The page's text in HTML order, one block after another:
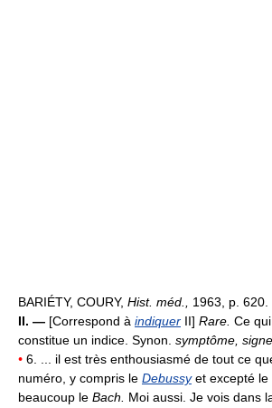
BARIÉTY, COURY, Hist. méd., 1963, p. 620.
II. — [Correspond à indiquer II] Rare. Ce
constitue un indice. Synon. symptôme,
• 6. ... il est très enthousiasmé de tout ce
numéro, y compris le Debussy et excepté le
beaucoup le Bach. Moi aussi. Je vois dans